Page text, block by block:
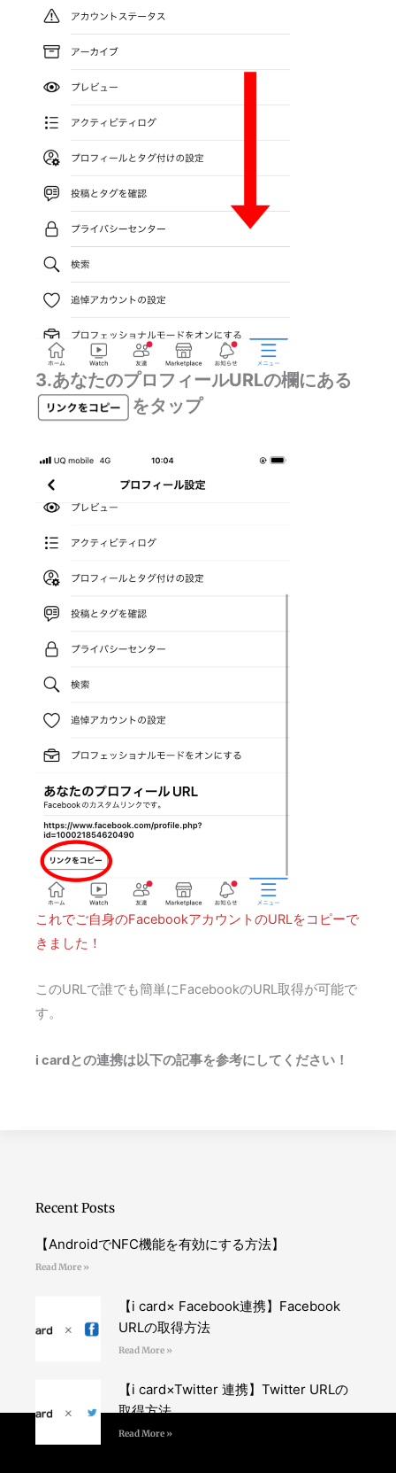
3.あなたのプロフィールURLの欄にある
をタップ
これでご自身のFacebookアカウントのURLをコピーで
きました！
このURLで誰でも簡単にFacebookのURL取得が可能で
す。
i cardとの連携は以下の記事を参考にしてください！
Recent Posts
【AndroidでNFC機能を有効にする方法】
Read More »
【i card× Facebook連携】Facebook
URLの取得方法
Read More »
【i card×Twitter 連携】Twitter URLの
取得方法
Read More »